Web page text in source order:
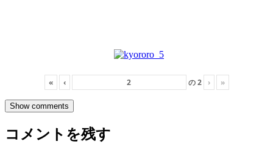
« ‹ の2 › »
Show comments
コメントを残す